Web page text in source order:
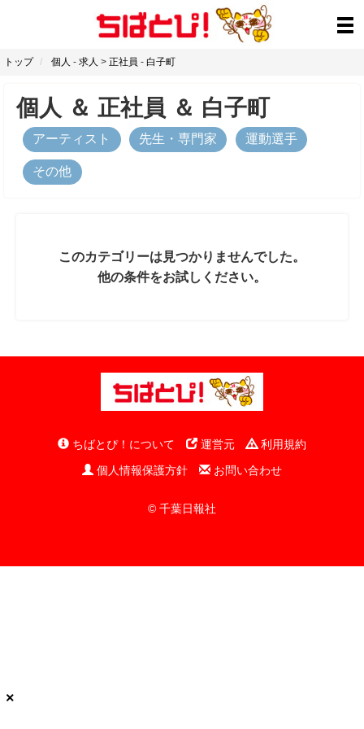
トップ 個人 - 求人 > 正社員 - 白子町
個人 ＆ 正社員 ＆ 白子町
アーティスト 先生・専門家 運動選手
その他
このカテゴリーは見つかりませんでした。
他の条件をお試しください。
ちばとぴ！について 運営元
利用規約
個人情報保護方針
お問い合わせ
© 千葉日報社
×